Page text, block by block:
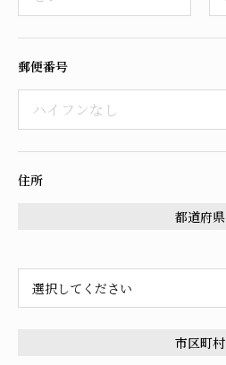
郵便番号
住所
都道府県
市区町村